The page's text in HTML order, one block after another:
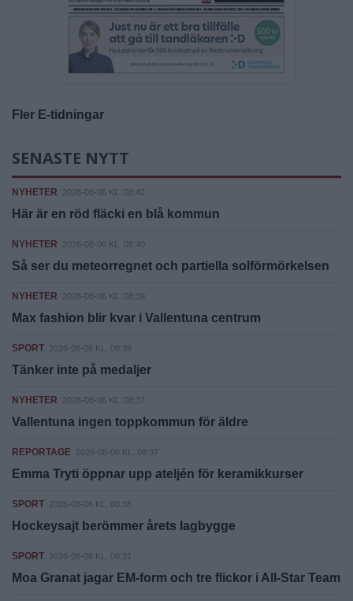
Fler E-tidningar
SENASTE NYTT
NYHETER 2026-08-06 KL. 08:42
Här är en röd fläcki en blå kommun
NYHETER 2026-08-06 KL. 08:40
Så ser du meteorregnet och partiella solförmörkelsen
NYHETER 2026-08-06 KL. 08:39
Max fashion blir kvar i Vallentuna centrum
SPORT 2026-08-06 KL. 08:39
Tänker inte på medaljer
NYHETER 2026-08-06 KL. 08:37
Vallentuna ingen toppkommun för äldre
REPORTAGE 2026-08-06 KL. 08:37
Emma Tryti öppnar upp ateljén för keramikkurser
SPORT 2026-08-06 KL. 08:36
Hockeysajt berömmer årets lagbygge
SPORT 2026-08-06 KL. 08:31
Moa Granat jagar EM-form och tre flickor i All-Star Team